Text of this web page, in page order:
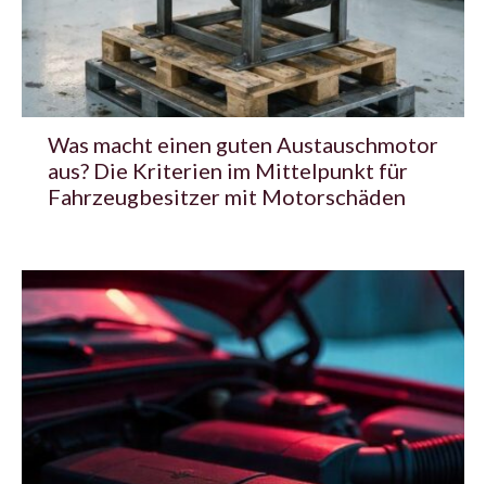
Was macht einen guten Austauschmotor
aus? Die Kriterien im Mittelpunkt für
Fahrzeugbesitzer mit Motorschäden